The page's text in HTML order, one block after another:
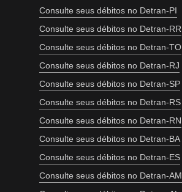
Consulte seus débitos no Detran-PI
Consulte seus débitos no Detran-RR
Consulte seus débitos no Detran-TO
Consulte seus débitos no Detran-RJ
Consulte seus débitos no Detran-SP
Consulte seus débitos no Detran-RS
Consulte seus débitos no Detran-RN
Consulte seus débitos no Detran-BA
Consulte seus débitos no Detran-ES
Consulte seus débitos no Detran-AM